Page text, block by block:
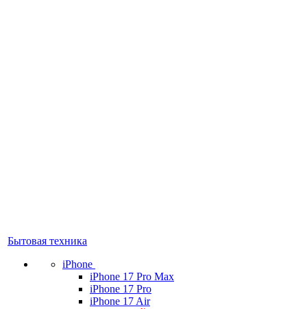
Бытовая техника
iPhone
iPhone 17 Pro Max
iPhone 17 Pro
iPhone 17 Air